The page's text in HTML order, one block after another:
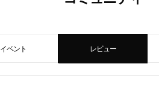
イベント レビュー